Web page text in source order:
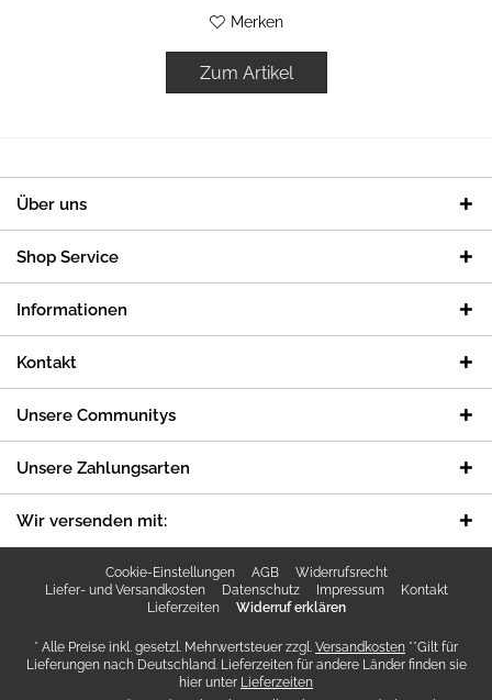
Merken
Zum Artikel
Über uns
Shop Service
Informationen
Kontakt
Unsere Communitys
Unsere Zahlungsarten
Wir versenden mit:
Cookie-Einstellungen AGB
Widerrufsrecht
Liefer- und Versandkosten
Datenschutz Impressum
Kontakt
Lieferzeiten
Widerruf erklären
* Alle Preise inkl. gesetzl. Mehrwertsteuer zzgl. Versandkosten **Gilt für
Lieferungen nach Deutschland. Lieferzeiten für andere Länder finden sie
hier unter Lieferzeiten